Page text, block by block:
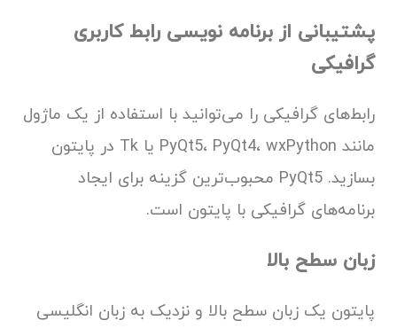
پشتیبانی از برنامه نویسی رابط کاربری
گرافیکی
رابط‌های گرافیکی را می‌توانید با استفاده از یک ماژول
مانند PyQt5، PyQt4، wxPython یا Tk در پایتون
بسازید. PyQt5 محبوب‌ترین گزینه برای ایجاد
برنامه‌های گرافیکی با پایتون است.
زبان سطح بالا
پایتون یک زبان سطح بالا و نزدیک به زبان انگلیسی